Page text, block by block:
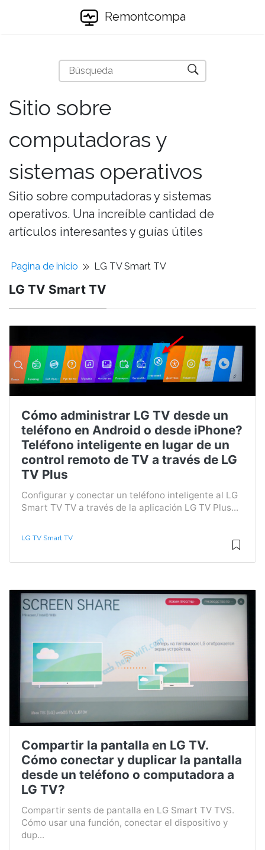
Remontcompa
Sitio sobre
computadoras y
sistemas operativos
Sitio sobre computadoras y sistemas
operativos. Una increíble cantidad de
artículos interesantes y guías útiles
Pagina de inicio LG TV Smart TV
LG TV Smart TV
Cómo administrar LG TV desde un
teléfono en Android o desde iPhone?
Teléfono inteligente en lugar de un
control remoto de TV a través de LG
TV Plus
Configurar y conectar un teléfono inteligente al LG
Smart TV TV a través de la aplicación LG TV Plus...
LG TV Smart TV
Compartir la pantalla en LG TV.
Cómo conectar y duplicar la pantalla
desde un teléfono o computadora a
LG TV?
Compartir sents de pantalla en LG Smart TV TVS.
Cómo usar una función, conectar el dispositivo y
dup...